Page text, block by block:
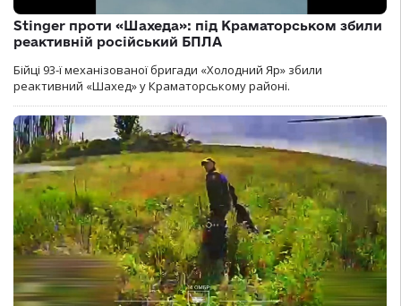
Stinger проти «Шахеда»: під Краматорськом збили
реактивній російський БПЛА
Бійці 93-ї механізованої бригади «Холодний Яр» збили
реактивний «Шахед» у Краматорському районі.